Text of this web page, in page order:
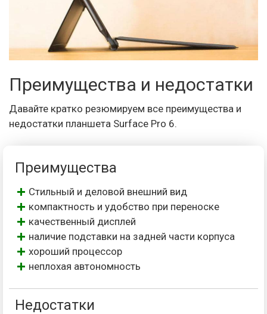
Преимущества и недостатки
Давайте кратко резюмируем все преимущества и
недостатки планшета Surface Pro 6.
Преимущества
Стильный и деловой внешний вид
компактность и удобство при переноске
качественный дисплей
наличие подставки на задней части корпуса
хороший процессор
неплохая автономность
Недостатки